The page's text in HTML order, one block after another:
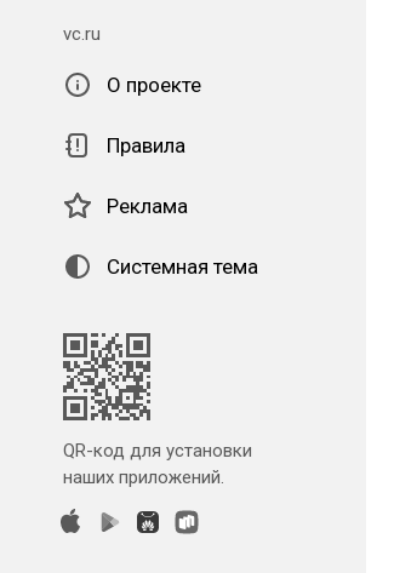
vc.ru
О проекте
Правила
Реклама
Системная тема
QR-код для установки
наших приложений.